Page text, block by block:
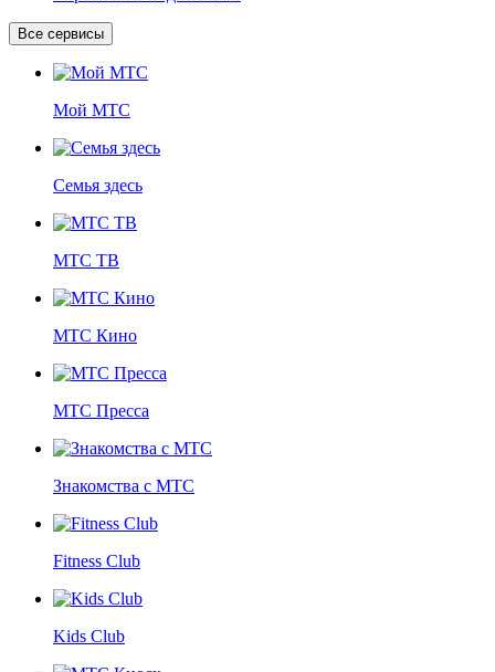
Все сервисы
Мой МТС
Семья здесь
МТС ТВ
МТС Кино
МТС Пресса
Знакомства с МТС
Fitness Club
Kids Club